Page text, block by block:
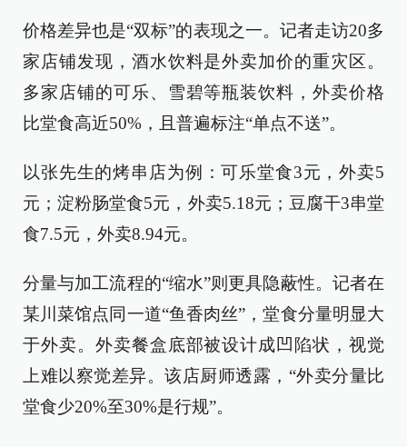
价格差异也是“双标”的表现之一。记者走访20多
家店铺发现，酒水饮料是外卖加价的重灾区。
多家店铺的可乐、雪碧等瓶装饮料，外卖价格
比堂食高近50%，且普遍标注“单点不送”。
以张先生的烤串店为例：可乐堂食3元，外卖5
元；淀粉肠堂食5元，外卖5.18元；豆腐干3串堂
食7.5元，外卖8.94元。
分量与加工流程的“缩水”则更具隐蔽性。记者在
某川菜馆点同一道“鱼香肉丝”，堂食分量明显大
于外卖。外卖餐盒底部被设计成凹陷状，视觉
上难以察觉差异。该店厨师透露，“外卖分量比
堂食少20%至30%是行规”。